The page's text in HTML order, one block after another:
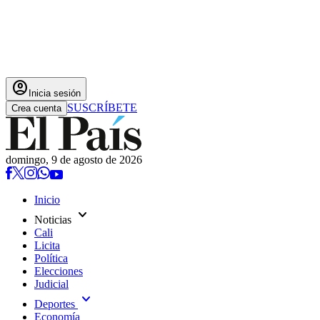
account_circle Inicia sesión
Crea cuenta SUSCRÍBETE
domingo, 9 de agosto de 2026
Inicio
Noticias expand_more
Cali
Licita
Política
Elecciones
Judicial
Deportes expand_more
Economía